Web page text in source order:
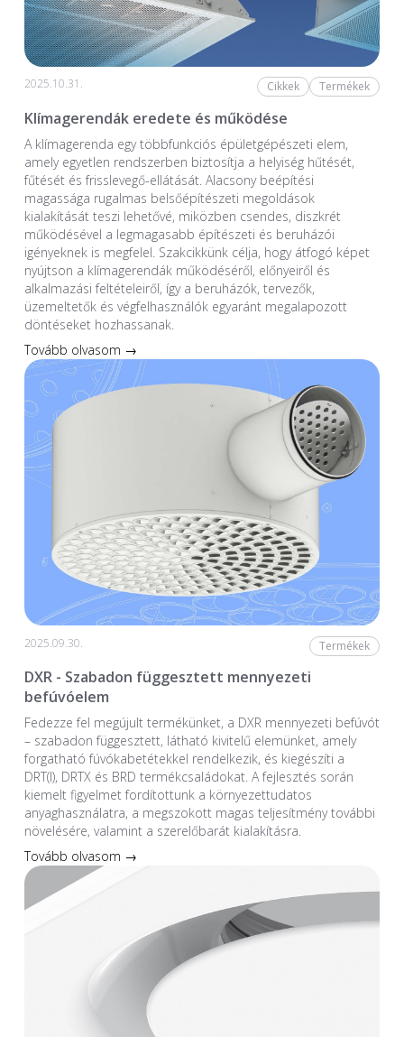
2025.10.31. Cikkek Termékek
Klímagerendák eredete és működése
A klímagerenda egy többfunkciós épületgépészeti elem,
amely egyetlen rendszerben biztosítja a helyiség hűtését,
fűtését és frisslevegő-ellátását. Alacsony beépítési
magassága rugalmas belsőépítészeti megoldások
kialakítását teszi lehetővé, miközben csendes, diszkrét
működésével a legmagasabb építészeti és beruházói
igényeknek is megfelel. Szakcikkünk célja, hogy átfogó képet
nyújtson a klímagerendák működéséről, előnyeiről és
alkalmazási feltételeiről, így a beruházók, tervezők,
üzemeltetők és végfelhasználók egyaránt megalapozott
döntéseket hozhassanak.
Tovább olvasom →
2025.09.30. Termékek
DXR - Szabadon függesztett mennyezeti
befúvóelem
Fedezze fel megújult termékünket, a DXR mennyezeti befúvót
– szabadon függesztett, látható kivitelű elemünket, amely
forgatható fúvókabetétekkel rendelkezik, és kiegészíti a
DRT(I), DRTX és BRD termékcsaládokat. A fejlesztés során
kiemelt figyelmet fordítottunk a környezettudatos
anyaghasználatra, a megszokott magas teljesítmény további
növelésére, valamint a szerelőbarát kialakításra.
Tovább olvasom →